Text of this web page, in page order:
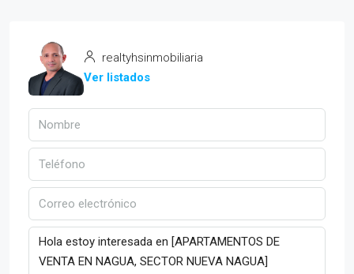
realtyhsinmobiliaria
Ver listados